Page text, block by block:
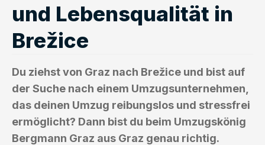
und Lebensqualität in
Brežice
Du ziehst von Graz nach Brežice und bist auf
der Suche nach einem Umzugsunternehmen,
das deinen Umzug reibungslos und stressfrei
ermöglicht? Dann bist du beim Umzugskönig
Bergmann Graz aus Graz genau richtig.